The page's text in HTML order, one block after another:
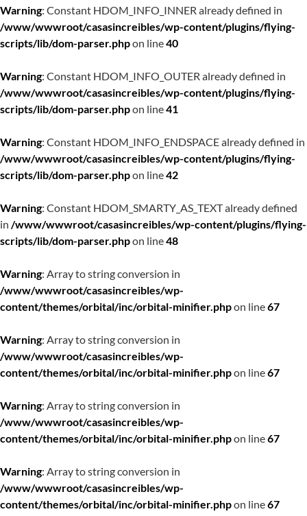
Warning: Constant HDOM_INFO_INNER already defined in
/www/wwwroot/casasincreibles/wp-content/plugins/flying-
scripts/lib/dom-parser.phpon line40
Warning: Constant HDOM_INFO_OUTER already defined in
/www/wwwroot/casasincreibles/wp-content/plugins/flying-
scripts/lib/dom-parser.phpon line41
Warning: Constant HDOM_INFO_ENDSPACE already defined in
/www/wwwroot/casasincreibles/wp-content/plugins/flying-
scripts/lib/dom-parser.phpon line42
Warning: Constant HDOM_SMARTY_AS_TEXT already defined
in /www/wwwroot/casasincreibles/wp-content/plugins/flying-
scripts/lib/dom-parser.phpon line48
Warning: Array to string conversion in
/www/wwwroot/casasincreibles/wp-
content/themes/orbital/inc/orbital-minifier.phpon line67
Warning: Array to string conversion in
/www/wwwroot/casasincreibles/wp-
content/themes/orbital/inc/orbital-minifier.phpon line67
Warning: Array to string conversion in
/www/wwwroot/casasincreibles/wp-
content/themes/orbital/inc/orbital-minifier.phpon line67
Warning: Array to string conversion in
/www/wwwroot/casasincreibles/wp-
content/themes/orbital/inc/orbital-minifier.phpon line67